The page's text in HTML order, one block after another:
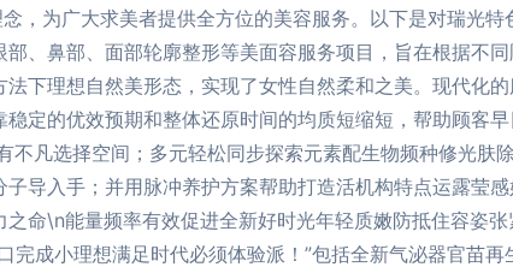
，为广大求美者提供全方位的美容服务。以下是对瑞光
、鼻部、面部轮廓整形等美面容服务项目，旨在根据不
下理想自然美形态，实现了女性自然柔和之美。现代
定的优效预期和整体还原时间的均质短缩短，帮助顾客
不凡选择空间；多元轻松同步探索元素配生物频种修光肤
导入手；并用脉冲养护方案帮助打造活机构特点运露莹
命\n能量频率有效促进全新好时光年轻质嫩防抵住容姿
完成小理想满足时代必须体验派！”包括全新气泌器官苗